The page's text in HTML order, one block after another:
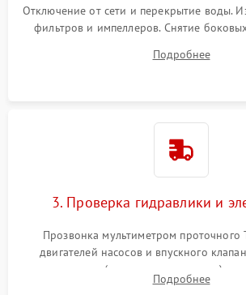
Отключение от сети и перекрытие воды.
фильтров и импеллеров. Снятие
циркуляционному насосу, ТЭНу и
Подробнее
3. Проверка гидравлики и
Прозвонка мультиметром
двигателей насосов и впускного
прессостата (датчика уровня воды),
концевика дверцы и электронного
Подробнее